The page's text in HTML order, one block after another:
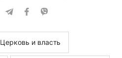
Церковь и власть